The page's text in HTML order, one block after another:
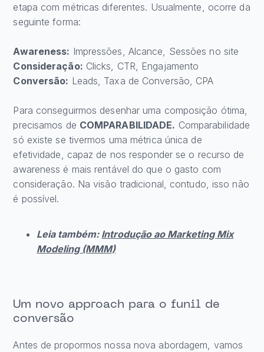
etapa com métricas diferentes. Usualmente, ocorre da
seguinte forma:
Awareness: Impressões, Alcance, Sessões no site
Consideração: Clicks, CTR, Engajamento
Conversão: Leads, Taxa de Conversão, CPA
Para conseguirmos desenhar uma composição ótima,
precisamos de COMPARABILIDADE. Comparabilidade
só existe se tivermos uma métrica única de
efetividade, capaz de nos responder se o recurso de
awareness é mais rentável do que o gasto com
consideração. Na visão tradicional, contudo, isso não
é possível.
Leia também: Introdução ao Marketing Mix
Modeling (MMM)
Um novo approach para o funil de
conversão
Antes de propormos nossa nova abordagem, vamos